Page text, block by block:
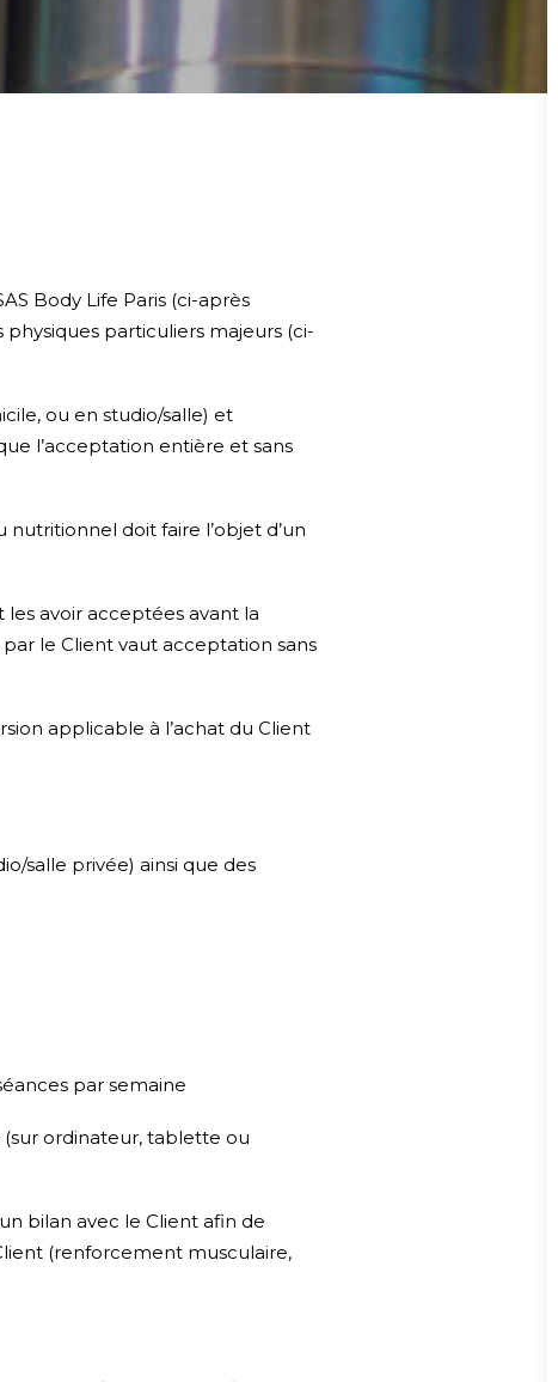
Body Life Paris (ci-après
particuliers majeurs (ci-
ou en studio/salle) et
l’acceptation entière et sans
doit faire l’objet d’un
les avoir acceptées avant la
le Client vaut acceptation sans
applicable à l’achat du Client
salle privée) ainsi que des
par semaine
ordinateur, tablette ou
bilan avec le Client afin de
(renforcement musculaire,